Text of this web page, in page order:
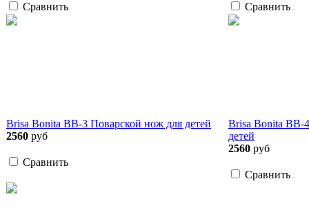
Сравнить Сравнить
Brisa Bonita BB-3 Поварской нож для детей
2560 руб
Сравнить
Brisa Bonita BB-
детей
2560 руб
Сравнить